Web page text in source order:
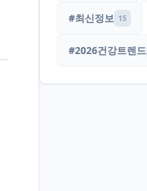
#최신정보 15
#2026건강트렌드